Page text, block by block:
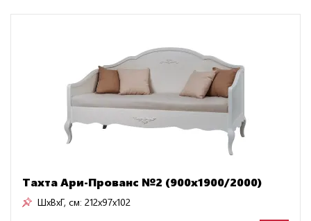
Тахта Ари-Прованс №2 (900х1900/2000)
ШxВxГ, см: 212x97x102